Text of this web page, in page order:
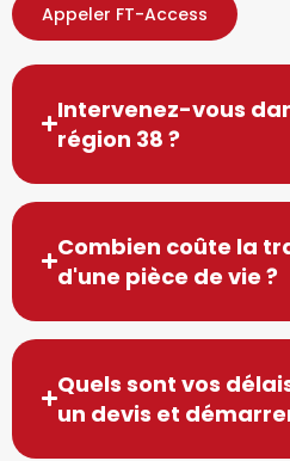
Appeler FT-Access
Intervenez-vous
région 38 ?
Combien coûte la
d'une pièce de vie ?
Quels sont vos
un devis et